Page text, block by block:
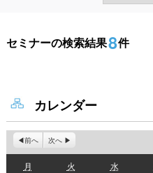
セミナーの検索結果8件
カレンダー
前へ 次へ
月 火 水水